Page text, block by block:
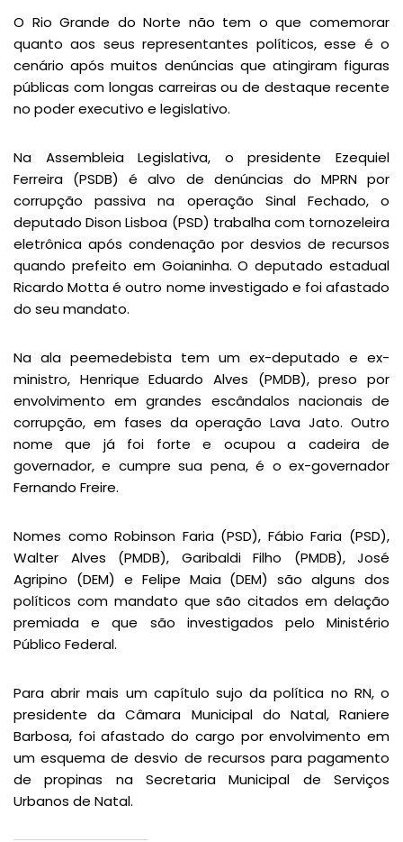
O Rio Grande do Norte não tem o que comemorar
quanto aos seus representantes políticos, esse é o
cenário após muitos denúncias que atingiram figuras
públicas com longas carreiras ou de destaque recente
no poder executivo e legislativo.
Na Assembleia Legislativa, o presidente Ezequiel
Ferreira (PSDB) é alvo de denúncias do MPRN por
corrupção passiva na operação Sinal Fechado, o
deputado Dison Lisboa (PSD) trabalha com tornozeleira
eletrônica após condenação por desvios de recursos
quando prefeito em Goianinha. O deputado estadual
Ricardo Motta é outro nome investigado e foi afastado
do seu mandato.
Na ala peemedebista tem um ex-deputado e ex-
ministro, Henrique Eduardo Alves (PMDB), preso por
envolvimento em grandes escândalos nacionais de
corrupção, em fases da operação Lava Jato. Outro
nome que já foi forte e ocupou a cadeira de
governador, e cumpre sua pena, é o ex-governador
Fernando Freire.
Nomes como Robinson Faria (PSD), Fábio Faria (PSD),
Walter Alves (PMDB), Garibaldi Filho (PMDB), José
Agripino (DEM) e Felipe Maia (DEM) são alguns dos
políticos com mandato que são citados em delação
premiada e que são investigados pelo Ministério
Público Federal.
Para abrir mais um capítulo sujo da política no RN, o
presidente da Câmara Municipal do Natal, Raniere
Barbosa, foi afastado do cargo por envolvimento em
um esquema de desvio de recursos para pagamento
de propinas na Secretaria Municipal de Serviços
Urbanos de Natal.